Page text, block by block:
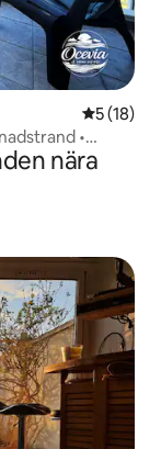
5 av 5 i
5 (18)
•
nära